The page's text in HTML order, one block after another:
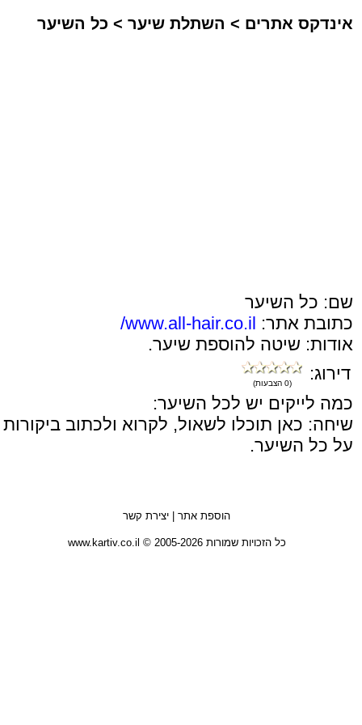
אינדקס אתרים > השתלת שיער > כל השיער
שם: כל השיער
כתובת אתר: www.all-hair.co.il/
אודות: שיטה להוספת שיער.
דירוג:
(0 הצבעות)
כמה לייקים יש לכל השיער:
שיחה: כאן תוכלו לשאול, לקרוא ולכתוב ביקורות
על כל השיער.
הוספת אתר | יצירת קשר
כל הזכויות שמורות 2005-2026 © www.kartiv.co.il